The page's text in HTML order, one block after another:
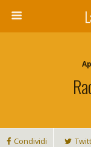
Condividi